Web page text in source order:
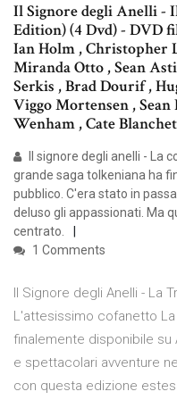
Il Signore degli Anelli -
Edition) (4 Dvd) - DVD
Ian Holm , Christopher
Miranda Otto , Sean
Serkis , Brad Dourif ,
Viggo Mortensen , Sean
Wenham , Cate
Il signore degli anelli - La
grande saga tolkeniana ha
pubblico. C'era stato in
deluso gli appassionati. Ma
centrato.
1 Comments
Il Signore degli Anelli - La
L'attesissimo cofanetto La
finalemente disponibile su
e spettacolari avventure
con questa edizione